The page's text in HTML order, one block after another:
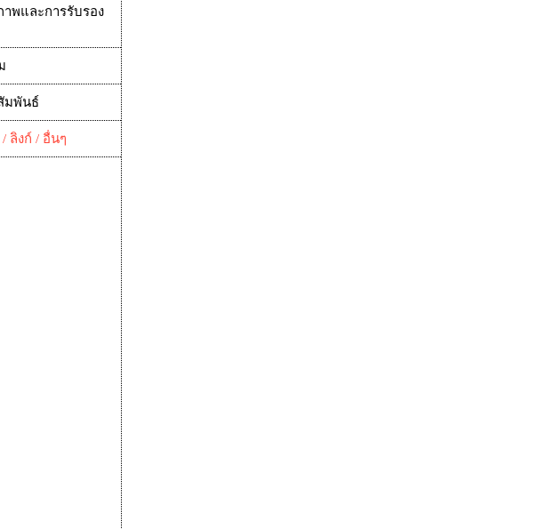
พและการรับรอง
มพันธ์
ลิงก์ / อื่นๆ